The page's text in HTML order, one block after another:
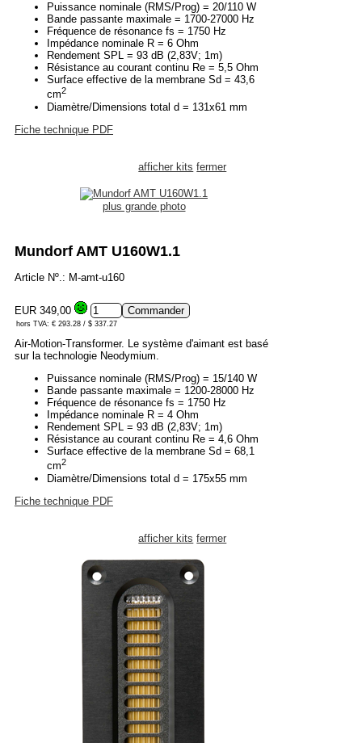
Puissance nominale (RMS/Prog) = 20/110 W
Bande passante maximale = 1700-27000 Hz
Fréquence de résonance fs = 1750 Hz
Impédance nominale R = 6 Ohm
Rendement SPL = 93 dB (2,83V; 1m)
Résistance au courant continu Re = 5,5 Ohm
Surface effective de la membrane Sd = 43,6
cm2
Diamètre/Dimensions total d = 131x61 mm
Fiche technique PDF
afficher kits fermer
plus grande photo
Mundorf AMT U160W1.1
Article Nº.: M-amt-u160
EUR 349,00
hors TVA: € 293.28 / $ 337.27
Air-Motion-Transformer. Le système d'aimant est basé
sur la technologie Neodymium.
Puissance nominale (RMS/Prog) = 15/140 W
Bande passante maximale = 1200-28000 Hz
Fréquence de résonance fs = 1750 Hz
Impédance nominale R = 4 Ohm
Rendement SPL = 93 dB (2,83V; 1m)
Résistance au courant continu Re = 4,6 Ohm
Surface effective de la membrane Sd = 68,1
cm2
Diamètre/Dimensions total d = 175x55 mm
Fiche technique PDF
afficher kits fermer